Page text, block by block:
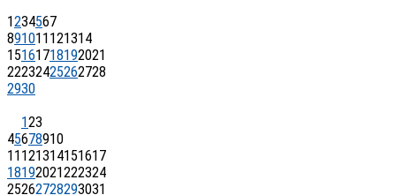
1234567
891011 121314
15161718192021
22232425262728
2930
123
45678910
11 121314151617
18192021222324
25262728293031